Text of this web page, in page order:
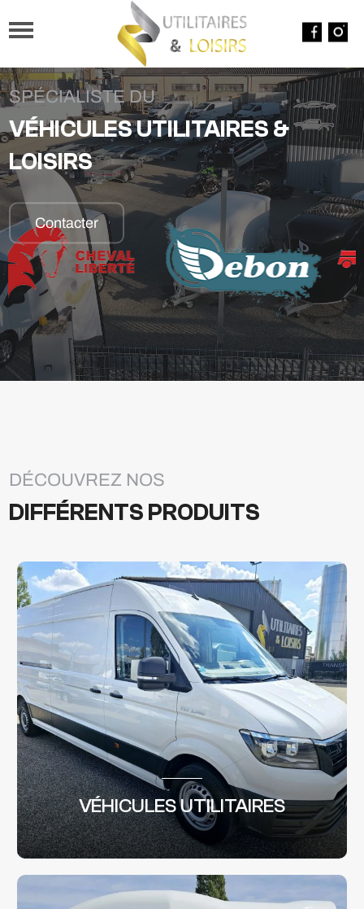
SPÉCIALISTE DU
VÉHICULES UTILITAIRES &
LOISIRS
Contacter
DÉCOUVREZ NOS
DIFFÉRENTS PRODUITS
VÉHICULES UTILITAIRES